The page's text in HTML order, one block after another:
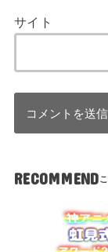
サイト
RECOMMEND